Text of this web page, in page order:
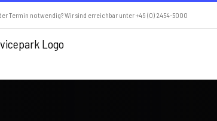
Termin notwendig? Wir sind erreichbar unter +49 (0) 2454-5000